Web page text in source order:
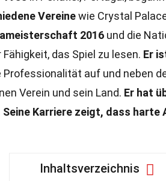
Vereinewie Crystal
2016 und die
Fähigkeit, das Spiel zu lesen. Er
Professionalität auf und neben
Verein und sein Land. Er hat
Seine Karriere zeigt, dass harte
Inhaltsverzeichnis